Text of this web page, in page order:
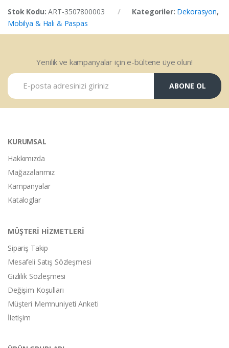
Stok Kodu:ART-3507800003 Kategoriler: Dekorasyon,
Mobilya & Halı & Paspas
Yenilik ve kampanyalar için e-bültene üye olun!
ABONE OL
KURUMSAL
Hakkımızda
Mağazalarımız
Kampanyalar
Kataloglar
MÜŞTERİ HİZMETLERİ
Sipariş Takip
Mesafeli Satış Sözleşmesi
Gizlilik Sözleşmesi
Değişim Koşulları
Müşteri Memnuniyeti Anketi
İletişim